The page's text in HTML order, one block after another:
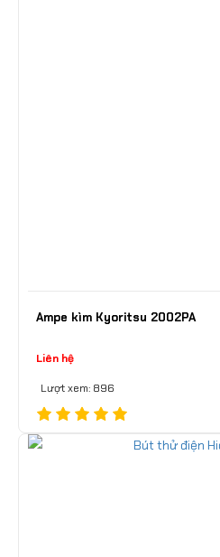
Ampe kìm Kyoritsu 2002PA
Liên hệ
Lượt xem: 896